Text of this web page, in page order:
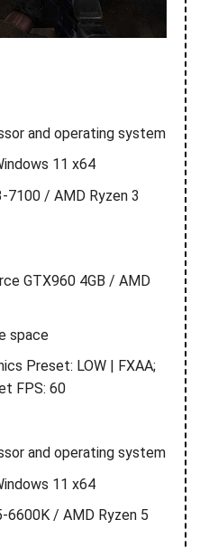
and operating system
11 x64
7100 / AMD Ryzen 3
GTX960 4GB / AMD
space
Preset: LOW | FXAA;
FPS: 60
and operating system
11 x64
6600K / AMD Ryzen 5